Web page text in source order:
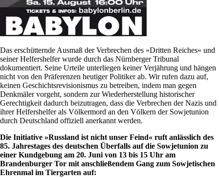
Das erschütternde Ausmaß der Verbrechen des »Dritten Reiches« und
seiner Helfershelfer wurde durch das Nürnberger Tribunal
dokumentiert. Seine Urteile unterliegen keiner Verjährung und hängen
nicht von den Präferenzen heutiger Politiker ab. Wir rufen dazu auf,
keinen Geschichtsrevisionismus zu betreiben, indem man gegen
Denkmäler vorgeht, sondern zur Wiederherstellung historischer
Gerechtigkeit dadurch beizutragen, dass die Verbrechen der Nazis und
ihrer Helfershelfer als Völkermord an den Völkern der Sowjetunion
durch Deutschland offiziell anerkannt werden.
Die Initiative »Russland ist nicht unser Feind« ruft anlässlich des
85. Jahrestages des deutschen Überfalls auf die Sowjetunion zu
einer Kundgebung am 20. Juni von 13 bis 15 Uhr am
Brandenburger Tor mit anschließendem Gang zum Sowjetischen
Ehrenmal im Tiergarten auf: